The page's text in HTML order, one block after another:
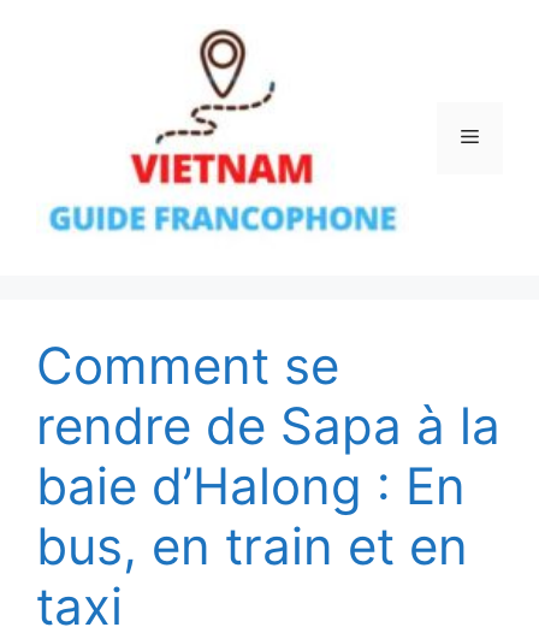
Menu
Comment se
rendre de Sapa à la
baie d’Halong : En
bus, en train et en
taxi